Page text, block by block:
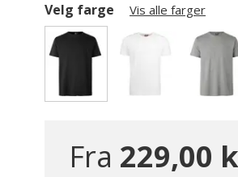
Velg farge Vis alle farger
Fra 229,00